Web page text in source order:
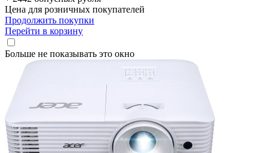
Цена для розничных покупателей
Продолжить покупки
Перейти в корзину
Больше не показывать это окно